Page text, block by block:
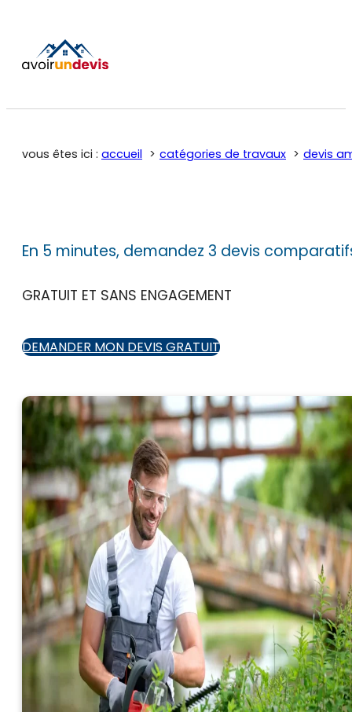
vous êtes ici : accueil catégories de travaux devis
En 5 minutes, demandez 3 devis
GRATUIT ET SANS ENGAGEMENT
DEMANDER MON DEVIS GRATUIT